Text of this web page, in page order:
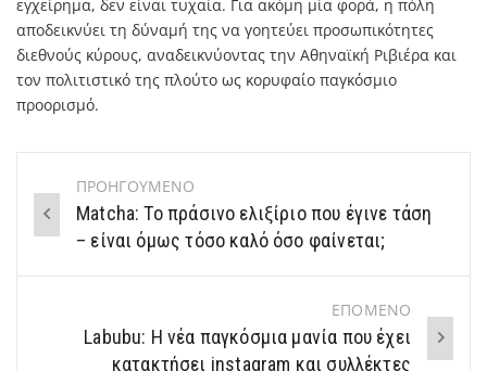
εγχείρημα, δεν είναι τυχαία. Για ακόμη μία φορά, η πόλη
αποδεικνύει τη δύναμή της να γοητεύει προσωπικότητες
διεθνούς κύρους, αναδεικνύοντας την Αθηναϊκή Ριβιέρα και
τον πολιτιστικό της πλούτο ως κορυφαίο παγκόσμιο
προορισμό.
Post
navigation
ΠΡΟΗΓΟΥΜΕΝΟ
Matcha: Το πράσινο ελιξίριο που έγινε τάση
– είναι όμως τόσο καλό όσο φαίνεται;
ΕΠΟΜΕΝΟ
Labubu: Η νέα παγκόσμια μανία που έχει
κατακτήσει instagram και συλλέκτες